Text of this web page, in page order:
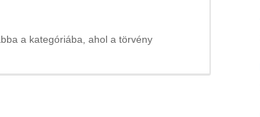
a kategóriába, ahol a törvény